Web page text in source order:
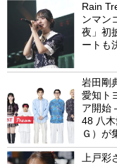
Rain
ンマン
夜」初
ートも
岩田剛
愛知ト
ア開始
48 八
Ｇ）が
上戸彩